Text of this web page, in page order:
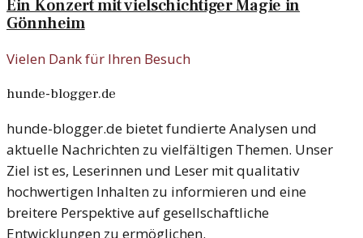
Ein Konzert mit vielschichtiger Magie in
Gönnheim
Vielen Dank für Ihren Besuch
hunde-blogger.de
hunde-blogger.de bietet fundierte Analysen und
aktuelle Nachrichten zu vielfältigen Themen. Unser
Ziel ist es, Leserinnen und Leser mit qualitativ
hochwertigen Inhalten zu informieren und eine
breitere Perspektive auf gesellschaftliche
Entwicklungen zu ermöglichen.